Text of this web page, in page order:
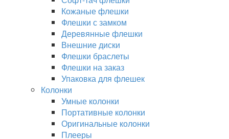
Кожаные флешки
Флешки с замком
Деревянные флешки
Внешние диски
Флешки браслеты
Флешки на заказ
Упаковка для флешек
Колонки
Умные колонки
Портативные колонки
Оригинальные колонки
Плееры